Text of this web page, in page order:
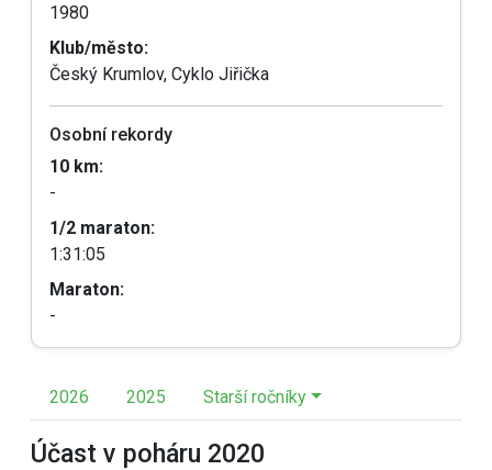
1980
Klub/město:
Český Krumlov, Cyklo Jiřička
Osobní rekordy
10 km:
-
1/2 maraton:
1:31:05
Maraton:
-
2026 2025 Starší ročníky
Účast v poháru 2020